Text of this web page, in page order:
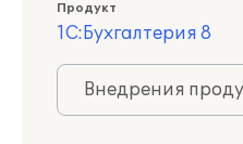
Продукт
1С:Бухгалтерия 8
Внедрения